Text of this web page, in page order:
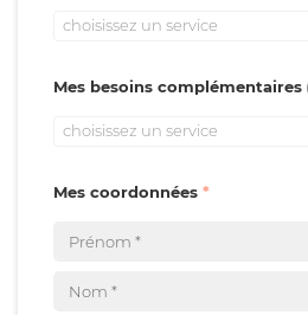
choisissez un service
Mes besoins complémentaires
choisissez un service
Mes coordonnées